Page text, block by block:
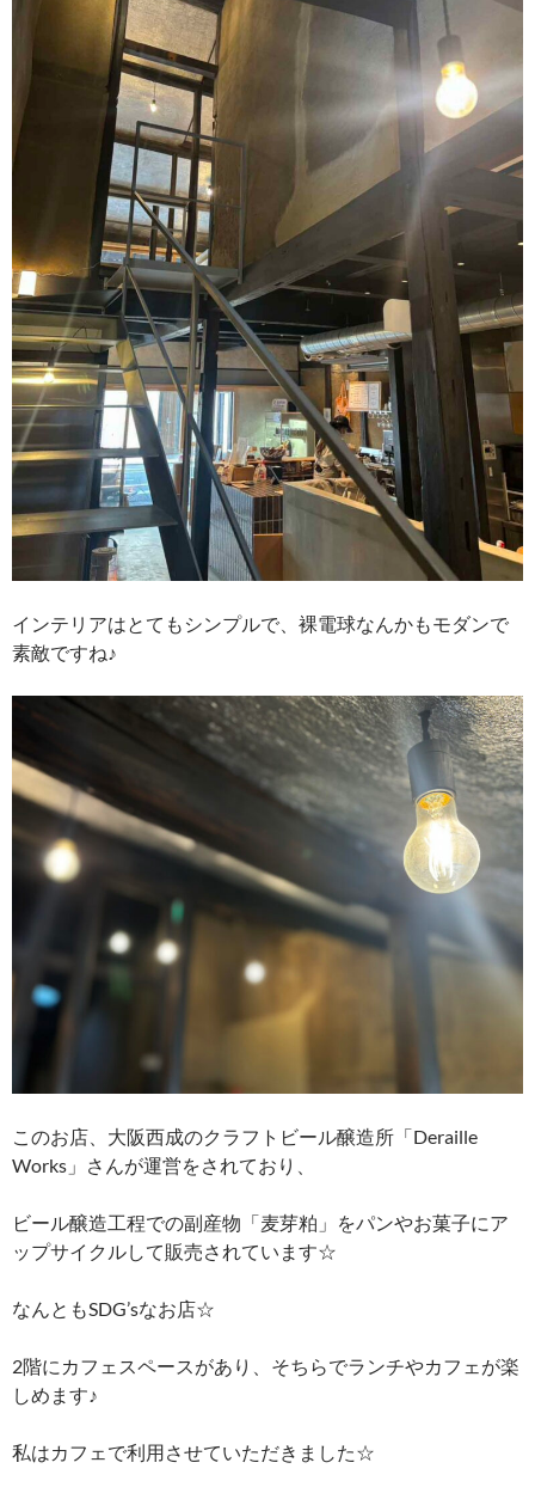
インテリアはとてもシンプルで、裸電球なんかもモダンで
素敵ですね♪
このお店、大阪西成のクラフトビール醸造所「Deraille
Works」さんが運営をされており、
ビール醸造工程での副産物「麦芽粕」をパンやお菓子にア
ップサイクルして販売されています☆
なんともSDG’sなお店☆
2階にカフェスペースがあり、そちらでランチやカフェが楽
しめます♪
私はカフェで利用させていただきました☆